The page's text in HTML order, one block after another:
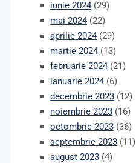
iunie 2024(29)
mai 2024(22)
aprilie 2024(29)
martie 2024(13)
februarie 2024(21)
ianuarie 2024(6)
decembrie 2023(12)
noiembrie 2023(16)
octombrie 2023(36)
septembrie 2023(11)
august 2023(4)